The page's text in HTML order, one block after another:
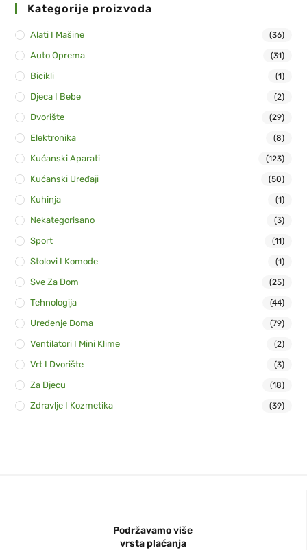
Kategorije proizvoda
Alati I Mašine (36)
Auto Oprema (31)
Bicikli (1)
Djeca I Bebe (2)
Dvorište (29)
Elektronika (8)
Kućanski Aparati (123)
Kućanski Uređaji (50)
Kuhinja (1)
Nekategorisano (3)
Sport (11)
Stolovi I Komode (1)
Sve Za Dom (25)
Tehnologija (44)
Uređenje Doma (79)
Ventilatori I Mini Klime (2)
Vrt I Dvorište (3)
Za Djecu (18)
Zdravlje I Kozmetika (39)
Podržavamo više
vrsta plaćanja